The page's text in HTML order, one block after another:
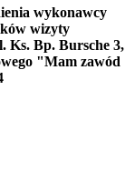
wykonawcy
wizyty
Ks. Bp. Bursche 3,
"Mam zawód